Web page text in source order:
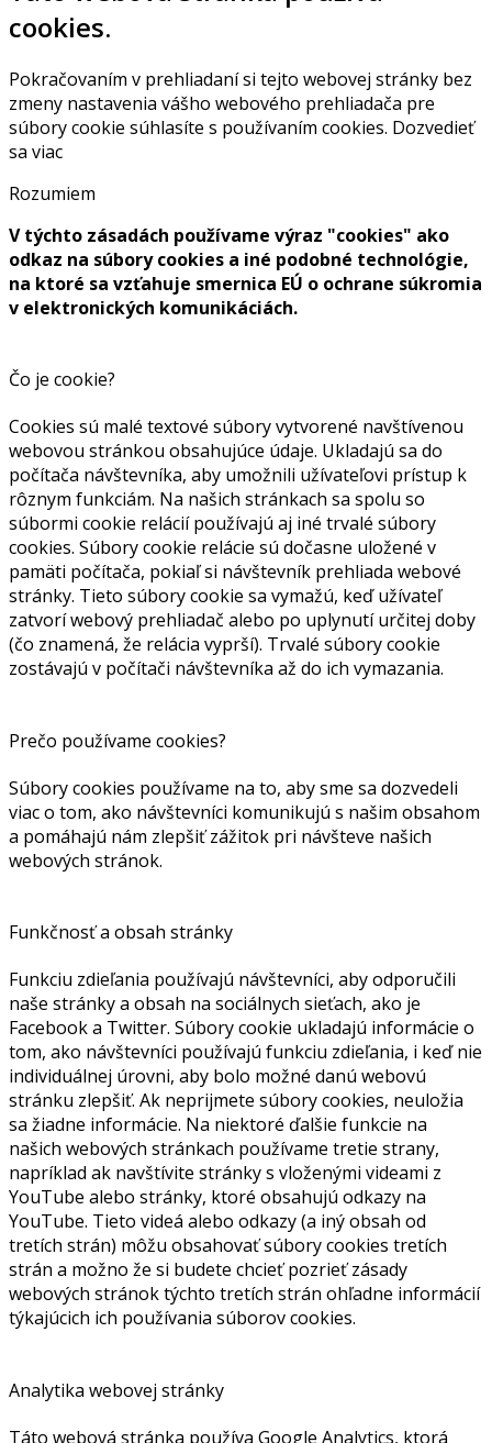
cookies.
Pokračovaním v prehliadaní si tejto webovej stránky bez
zmeny nastavenia vášho webového prehliadača pre
súbory cookie súhlasíte s používaním cookies. Dozvedieť
sa viac
Rozumiem
V týchto zásadách používame výraz "cookies" ako
odkaz na súbory cookies a iné podobné technológie,
na ktoré sa vzťahuje smernica EÚ o ochrane súkromia
v elektronických komunikáciách.
Čo je cookie?
Cookies sú malé textové súbory vytvorené navštívenou
webovou stránkou obsahujúce údaje. Ukladajú sa do
počítača návštevníka, aby umožnili užívateľovi prístup k
rôznym funkciám. Na našich stránkach sa spolu so
súbormi cookie relácií používajú aj iné trvalé súbory
cookies. Súbory cookie relácie sú dočasne uložené v
pamäti počítača, pokiaľ si návštevník prehliada webové
stránky. Tieto súbory cookie sa vymažú, keď užívateľ
zatvorí webový prehliadač alebo po uplynutí určitej doby
(čo znamená, že relácia vyprší). Trvalé súbory cookie
zostávajú v počítači návštevníka až do ich vymazania.
Prečo používame cookies?
Súbory cookies používame na to, aby sme sa dozvedeli
viac o tom, ako návštevníci komunikujú s našim obsahom
a pomáhajú nám zlepšiť zážitok pri návšteve našich
webových stránok.
Funkčnosť a obsah stránky
Funkciu zdieľania používajú návštevníci, aby odporučili
naše stránky a obsah na sociálnych sieťach, ako je
Facebook a Twitter. Súbory cookie ukladajú informácie o
tom, ako návštevníci používajú funkciu zdieľania, i keď nie
individuálnej úrovni, aby bolo možné danú webovú
stránku zlepšiť. Ak neprijmete súbory cookies, neuložia
sa žiadne informácie. Na niektoré ďalšie funkcie na
našich webových stránkach používame tretie strany,
napríklad ak navštívite stránky s vloženými videami z
YouTube alebo stránky, ktoré obsahujú odkazy na
YouTube. Tieto videá alebo odkazy (a iný obsah od
tretích strán) môžu obsahovať súbory cookies tretích
strán a možno že si budete chcieť pozrieť zásady
webových stránok týchto tretích strán ohľadne informácií
týkajúcich ich používania súborov cookies.
Analytika webovej stránky
Táto webová stránka používa Google Analytics, ktorá